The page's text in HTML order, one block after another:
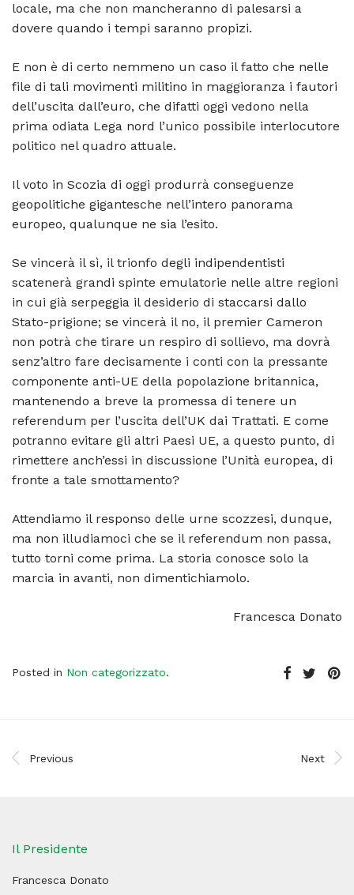
locale, ma che non mancheranno di palesarsi a
dovere quando i tempi saranno propizi.
E non è di certo nemmeno un caso il fatto che nelle
file di tali movimenti militino in maggioranza i fautori
dell’uscita dall’euro, che difatti oggi vedono nella
prima odiata Lega nord l’unico possibile interlocutore
politico nel quadro attuale.
Il voto in Scozia di oggi produrrà conseguenze
geopolitiche gigantesche nell’intero panorama
europeo, qualunque ne sia l’esito.
Se vincerà il sì, il trionfo degli indipendentisti
scatenerà grandi spinte emulatorie nelle altre regioni
in cui già serpeggia il desiderio di staccarsi dallo
Stato-prigione; se vincerà il no, il premier Cameron
non potrà che tirare un respiro di sollievo, ma dovrà
senz’altro fare decisamente i conti con la pressante
componente anti-UE della popolazione britannica,
mantenendo a breve la promessa di tenere un
referendum per l’uscita dell’UK dai Trattati. E come
potranno evitare gli altri Paesi UE, a questo punto, di
rimettere anch’essi in discussione l’Unità europea, di
fronte a tale smottamento?
Attendiamo il responso delle urne scozzesi, dunque,
ma non illudiamoci che se il referendum non passa,
tutto torni come prima. La storia conosce solo la
marcia in avanti, non dimentichiamolo.
Francesca Donato
Posted in Non categorizzato.
Previous Next
Il Presidente
Francesca Donato